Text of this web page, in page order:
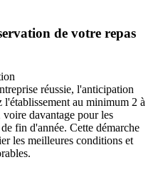
de votre repas
réussie, l'anticipation
au minimum 2 à
voire davantage pour les
fin d'année. Cette démarche
les meilleures conditions et